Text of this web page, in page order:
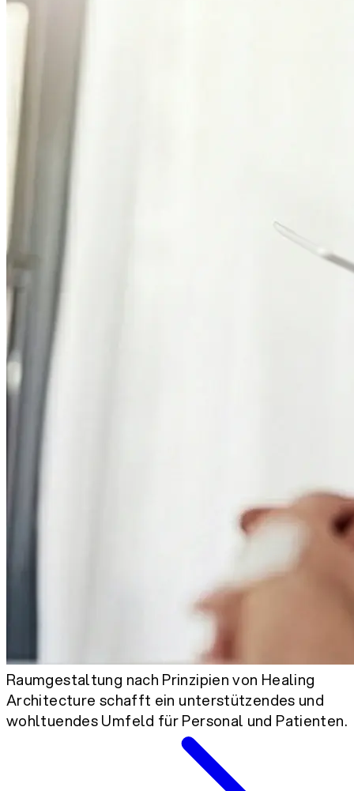
Raumgestaltung nach Prinzipien von Healing
Architecture schafft ein unterstützendes und
wohltuendes Umfeld für Personal und Patienten.